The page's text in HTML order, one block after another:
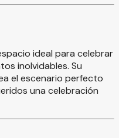
ideal para celebrar
inolvidables. Su
el escenario perfecto
una celebración